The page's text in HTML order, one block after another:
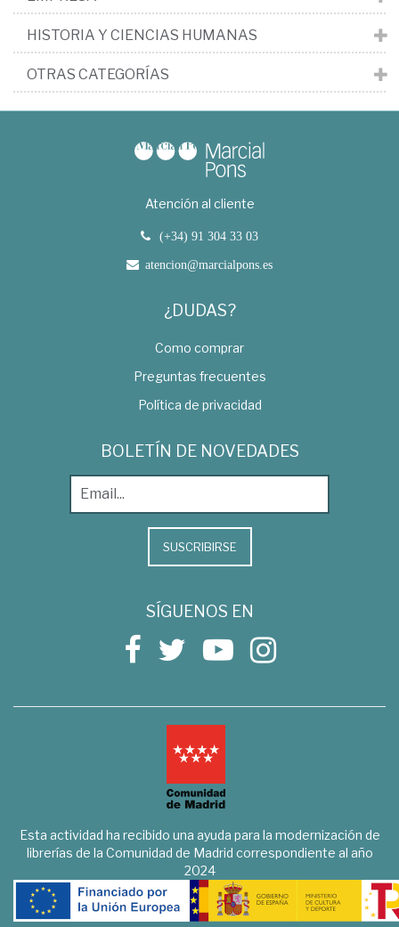
HISTORIA Y CIENCIAS HUMANAS
OTRAS CATEGORÍAS
Atención al cliente
(+34) 91 304 33 03
atencion@marcialpons.es
¿DUDAS?
Como comprar
Preguntas frecuentes
Política de privacidad
BOLETÍN DE NOVEDADES
SUSCRIBIRSE
SÍGUENOS EN
Esta actividad ha recibido una ayuda para la modernización de
librerías de la Comunidad de Madrid correspondiente al año
2024